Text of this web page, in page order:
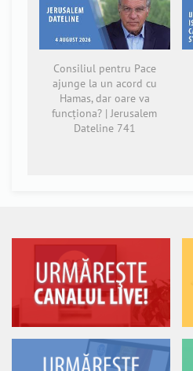
Consiliul pentru Pace
ajunge la un acord cu
Hamas, dar oare va
funcționa? | Jerusalem
Dateline 741